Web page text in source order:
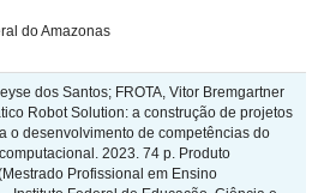
do Amazonas
dos Santos; FROTA, Vitor Bremgartner
Robot Solution: a construção de projetos
o desenvolvimento de competências do
2023. 74 p. Produto
Profissional em Ensino